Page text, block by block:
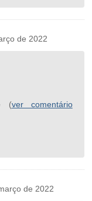
de 2022
(ver comentário
de 2022